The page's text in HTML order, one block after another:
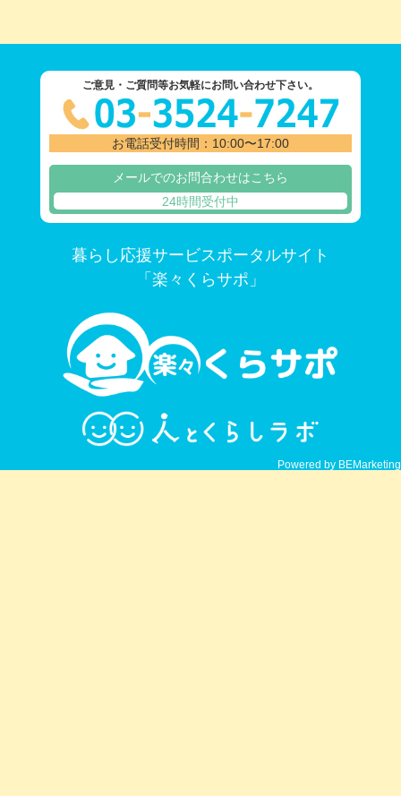
ご意見・ご質問等お気軽にお問い合わせ下さい。
お電話受付時間：10:00〜17:00
メールでのお問合わせはこちら
24時間受付中
暮らし応援サービスポータルサイト
「楽々くらサポ」
Powered by BEMarketing